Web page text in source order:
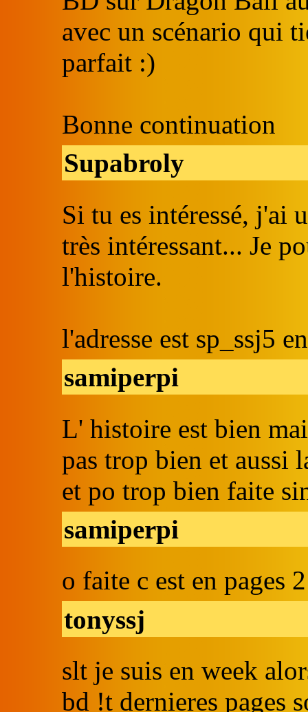
avec un scénario qui
parfait :)
Bonne continuation
Supabroly
Si tu es intéressé, j'ai
très intéressant... Je
l'histoire.
l'adresse est sp_ssj5
samiperpi
L' histoire est bien
pas trop bien et aussi
et po trop bien faite
samiperpi
o faite c est en pages
tonyssj
slt je suis en week
bd !t dernieres pages